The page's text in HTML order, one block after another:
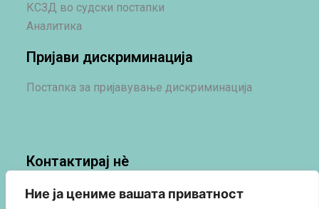
Ние ја цениме вашата приватност
КСЗД во судски постапки
Аналитика
Пријави дискриминација
Постапка за пријавување дискриминација
Контактирај нè
Контакт